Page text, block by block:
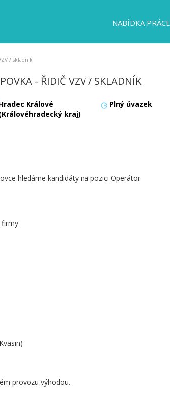
NABÍDKA PRÁCE
/ skladník
- ŘIDIČ VZV / SKLADNÍK
Hradec Králové
(Královéhradecký kraj)
Plný úvazek
hledáme kandidáty na pozici Operátor
firmy
provozu výhodou.